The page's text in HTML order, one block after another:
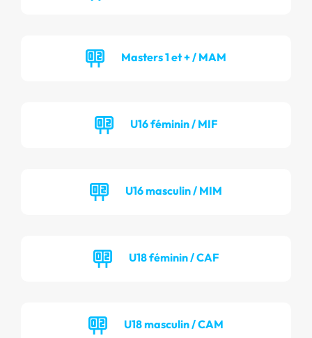
Masters 1 et + / MAM
U16 féminin / MIF
U16 masculin / MIM
U18 féminin / CAF
U18 masculin / CAM